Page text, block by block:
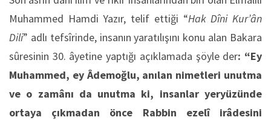
Muhammed Hamdi Yazır, telif ettiği “Hak Dîni Kur’ân
Dili” adlı tefsîrinde, insanın yaratılışını konu alan Bakara
sûresinin 30. âyetine yaptığı açıklamada şöyle der: “Ey
Muhammed, ey Âdemoğlu, anılan nimetleri unutma
ve o zamânı da unutma ki, insanlar yeryüzünde
ortaya çıkmadan önce Rabbin ezelî irâdesini